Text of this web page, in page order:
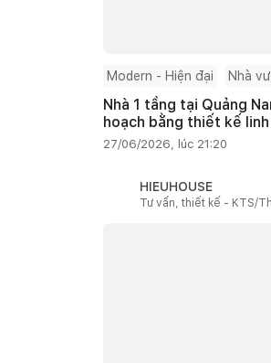
Modern - Hiện đại Nhà
Nhà 1 tầng tại Quảng
hoạch bằng thiết kế
27/06/2026, lúc 21:20
HIEUHOUSE
Tư vấn, thiết kế - KTS/